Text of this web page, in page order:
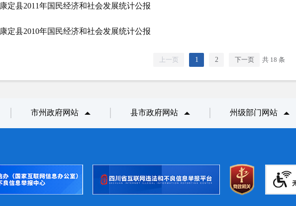
康定县2011年国民经济和社会发展统计公报
康定县2010年国民经济和社会发展统计公报
上一页 1 2 下一页 共 18 条
市州政府网站 县市政府网站 州级部门网站